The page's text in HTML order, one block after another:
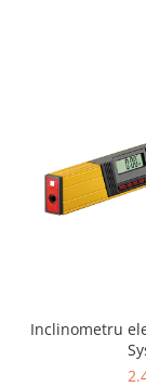
Inclinometru